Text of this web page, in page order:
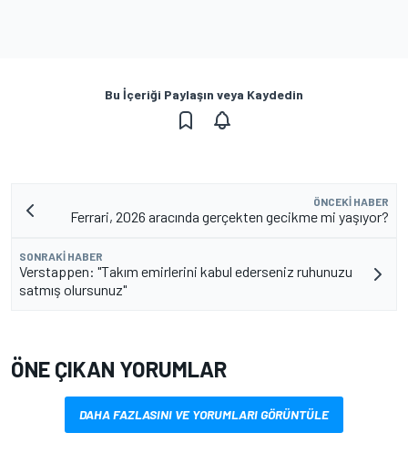
Bu İçeriği Paylaşın veya Kaydedin
ÖNCEKI HABER
Ferrari, 2026 aracında gerçekten gecikme mi yaşıyor?
SONRAKI HABER
Verstappen: "Takım emirlerini kabul ederseniz ruhunuzu
satmış olursunuz"
ÖNE ÇIKAN YORUMLAR
DAHA FAZLASINI VE YORUMLARI GÖRÜNTÜLE